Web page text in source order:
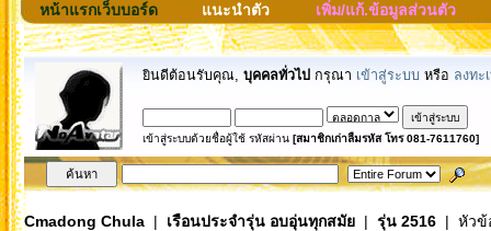
หน้าแรกเว็บบอร์ด แนะนำตัว เพิ่ม/แก้.ข้อมูลส่วนตัว
ยินดีต้อนรับคุณ, บุคคลทั่วไป กรุณา เข้าสู่ระบบ หรือ ลงทะ
เข้าสู่ระบบด้วยชื่อผู้ใช้ รหัสผ่าน [สมาชิกเก่าลืมรหัส โทร 081-7611760]
Cmadong Chula| เรือนประจำรุ่น อบอุ่นทุกสมัย| รุ่น 2516| หัวข้